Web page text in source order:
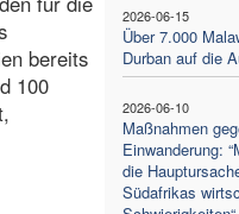
2026-06-15
Über 7.000
Durban auf die
2026-06-10
Maßnahmen
Einwanderung:
die
Südafrikas
bereits
100